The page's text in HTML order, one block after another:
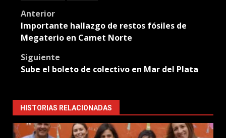
Post
navigation
Anterior
Importante hallazgo de restos fósiles de
Megaterio en Camet Norte
Siguiente
Sube el boleto de colectivo en Mar del Plata
HISTORIAS RELACIONADAS